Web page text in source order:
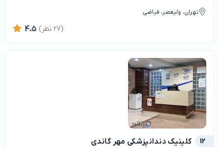
تهران، ولیعصر، فیاضی
4.5 (27 نظر)
12 کلینیک دندانپزشکی مهر گاندی